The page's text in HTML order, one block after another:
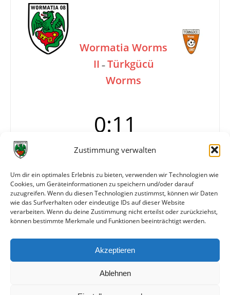
Zustimmung verwalten
Um dir ein optimales Erlebnis zu bieten, verwenden wir Technologien wie
Cookies, um Geräteinformationen zu speichern und/oder darauf
zuzugreifen. Wenn du diesen Technologien zustimmst, können wir Daten
wie das Surfverhalten oder eindeutige IDs auf dieser Website
verarbeiten. Wenn du deine Zustimmung nicht erteilst oder zurückziehst,
können bestimmte Merkmale und Funktionen beeinträchtigt werden.
Akzeptieren
Ablehnen
Wormatia Worms
II – Türkgücü
Worms
0:11
Benmaauous, B. Yücel
Info
Wormatia nach zwei Verletzungen Mitte der
zweiten Halbzeit nur noch zu neunt.
Alle bisherigen Partien der beiden Mannschaften
anzeigen